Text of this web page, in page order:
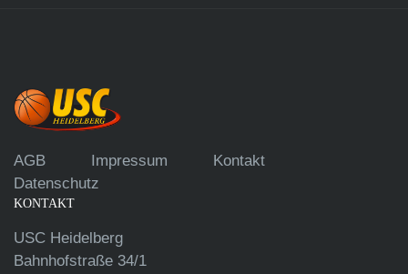
AGB Impressum
Kontakt
Datenschutz
KONTAKT
USC Heidelberg
Bahnhofstraße 34/1